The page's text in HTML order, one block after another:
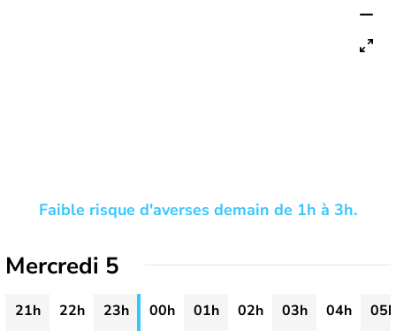
Faible risque d'averses demain de 1h à 3h.
Mercredi 5
21h 22h 23h 00h 01h 02h 03h 04h
05h